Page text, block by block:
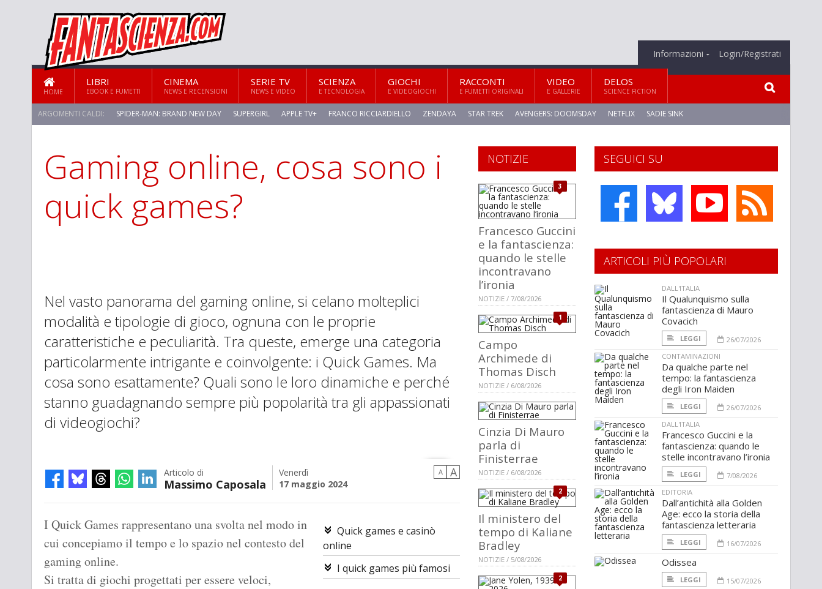
Informazioni Login/Registrati
HOME
LIBRI
EBOOK E FUMETTI
CINEMA
NEWS E RECENSIONI
SERIE TV
NEWS E VIDEO
SCIENZA
E TECNOLOGIA
GIOCHI
E VIDEOGIOCHI
RACCONTI
E FUMETTI ORIGINALI
VIDEO
E GALLERIE
DELOS
SCIENCE FICTION
ARGOMENTI CALDI: SPIDER-MAN: BRAND NEW DAY SUPERGIRL APPLE TV+ FRANCO RICCIARDIELLO ZENDAYA STAR TREK AVENGERS: DOOMSDAY NETFLIX SADIE SINK
STAR TREK: STRANGE NEW WORLDS
Gaming online, cosa sono i
quick games?
Nel vasto panorama del gaming online, si celano molteplici
modalità e tipologie di gioco, ognuna con le proprie
caratteristiche e peculiarità. Tra queste, emerge una categoria
particolarmente intrigante e coinvolgente: i Quick Games. Ma
cosa sono esattamente? Quali sono le loro dinamiche e perché
stanno guadagnando sempre più popolarità tra gli appassionati
di videogiochi?
Articolo di
Massimo Caposala
Venerdì
17 maggio 2024
A A
Quick games e casinò
online
I quick games più famosi
I Quick Games rappresentano una svolta nel modo in
cui concepiamo il tempo e lo spazio nel contesto del
gaming online.
Si tratta di giochi progettati per essere veloci,
SEGUICI SU
NOTIZIE
3
Francesco Guccini
e la fantascienza:
quando le stelle
incontravano
l’ironia
NOTIZIE / 7/08/2026
1
Campo
Archimede di
Thomas Disch
NOTIZIE / 6/08/2026
Cinzia Di Mauro
parla di
Finisterrae
NOTIZIE / 6/08/2026
2
Il ministero del
tempo di Kaliane
Bradley
NOTIZIE / 5/08/2026
2
ARTICOLI PIÙ POPOLARI
DALL'ITALIA
Il Qualunquismo sulla
fantascienza di Mauro
Covacich
LEGGI
26/07/2026
CONTAMINAZIONI
Da qualche parte nel
tempo: la fantascienza
degli Iron Maiden
LEGGI
26/07/2026
DALL'ITALIA
Francesco Guccini e la
fantascienza: quando le
stelle incontravano l’ironia
LEGGI
7/08/2026
EDITORIA
Dall’antichità alla Golden
Age: ecco la storia della
fantascienza letteraria
LEGGI 16/07/2026
Odissea
LEGGI 15/07/2026